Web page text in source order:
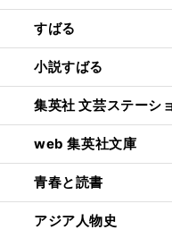
すばる
小説すばる
集英社 文芸ステーシ
web 集英社文庫
青春と読書
アジア人物史